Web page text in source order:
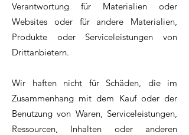
Verantwortung für Materialien oder
Websites oder für andere Materialien,
Produkte oder Serviceleistungen von
Drittanbietern.
Wir haften nicht für Schäden, die im
Zusammenhang mit dem Kauf oder der
Benutzung von Waren, Serviceleistungen,
Ressourcen, Inhalten oder anderen